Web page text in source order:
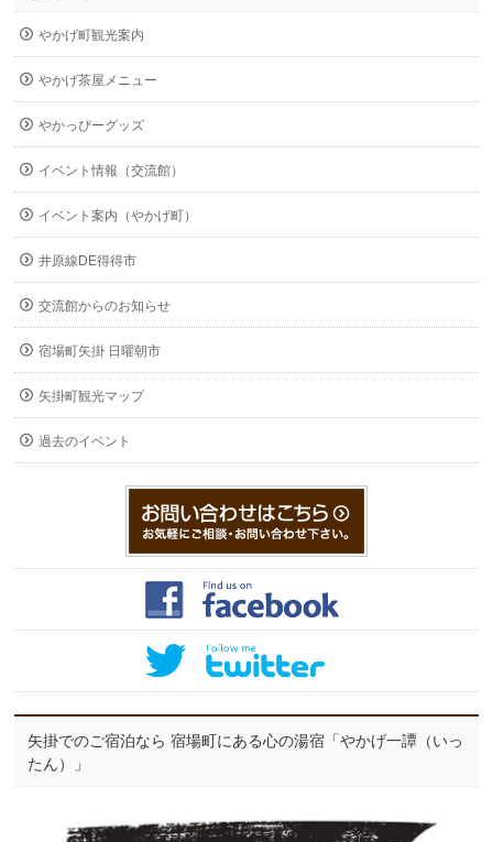
やかげ町観光案内
やかげ茶屋メニュー
やかっぴーグッズ
イベント情報（交流館）
イベント案内（やかげ町）
井原線DE得得市
交流館からのお知らせ
宿場町矢掛 日曜朝市
矢掛町観光マップ
過去のイベント
矢掛でのご宿泊なら 宿場町にある心の湯宿「やかげ一譚（いっ
たん）」